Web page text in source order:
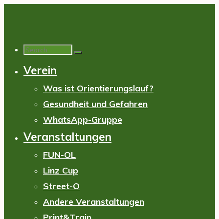
Search
for:
Verein
Was ist Orientierungslauf?
Gesundheit und Gefahren
WhatsApp-Gruppe
Veranstaltungen
FUN-OL
Linz Cup
Street-O
Andere Veranstaltungen